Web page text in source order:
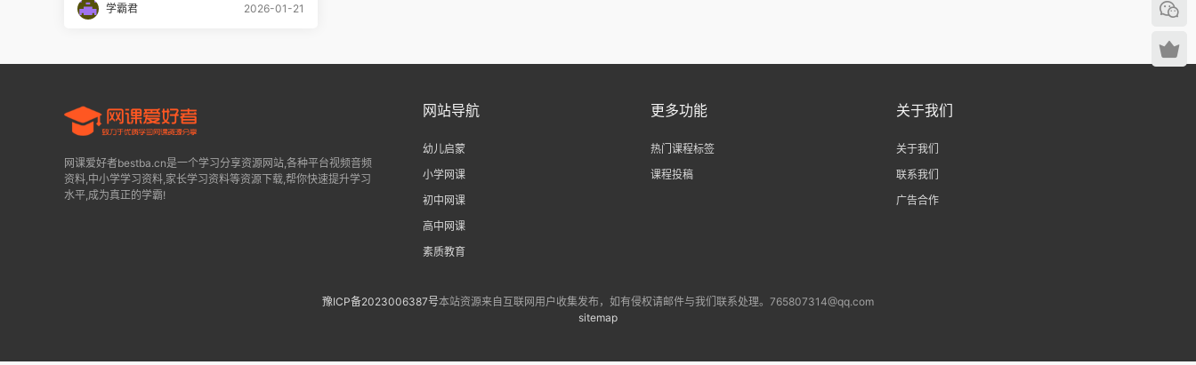
学霸君 2026-01-21
网课爱好者bestba.cn是一个学习分享资源网站,各种平台视频音频
资料,中小学学习资料,家长学习资料等资源下载,帮你快速提升学习
水平,成为真正的学霸!
网站导航
幼儿启蒙
小学网课
初中网课
高中网课
素质教育
更多功能
热门课程标签
课程投稿
关于我们
关于我们
联系我们
广告合作
豫ICP备2023006387号本站资源来自互联网用户收集发布，如有侵权请邮件与我们联系处理。765807314@qq.com
sitemap